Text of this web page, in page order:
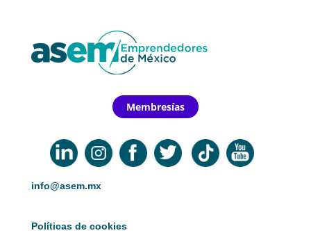
Membresías
info@asem.mx
Políticas de cookies